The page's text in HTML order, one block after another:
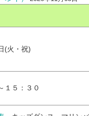
(火・祝)
１５：３０